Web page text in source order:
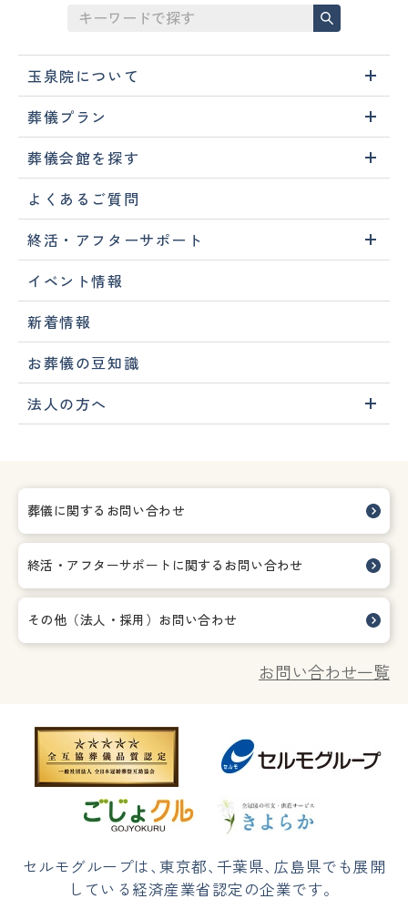
玉泉院について
葬儀プラン
葬儀会館を探す
よくあるご質問
終活・アフターサポート
イベント情報
新着情報
お葬儀の豆知識
法人の方へ
葬儀に関するお問い合わせ
終活・アフターサポートに関する お問い合わせ
その他（法人・採用）お問い合わせ
お問い合わせ一覧
セルモグループは、東京都、 千葉県、 広島県でも展開
している経済産業省認定の企業です。